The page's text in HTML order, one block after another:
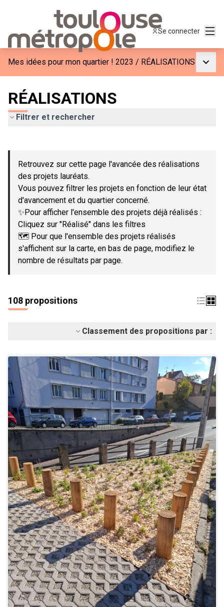
Se connecter
Mes idées pour mon quartier ! 2023 / RÉALISATIONS
RÉALISATIONS
Filtrer et rechercher
−
Retrouvez sur cette page l'avancée des réalisations
des projets lauréats.
Vous pouvez filtrer les projets en fonction de leur état
d'avancement et du quartier concerné.
✨Pour afficher l'ensemble des projets déjà réalisés :
Cliquez sur "Réalisé" dans les filtres
🗺️ Pour que l'ensemble des projets réalisés
s'affichent sur la carte, en bas de page, modifiez le
nombre de résultats par page.
108 propositions
Classement des propositions par :